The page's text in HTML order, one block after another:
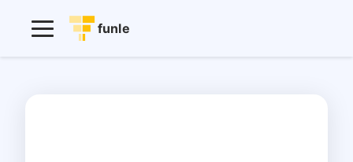
funle